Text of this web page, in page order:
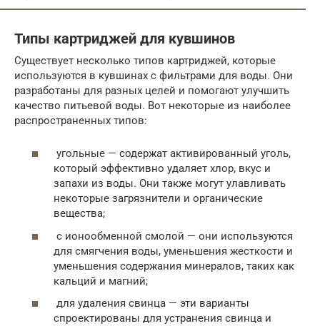
Типы картриджей для кувшинов
Существует несколько типов картриджей, которые
используются в кувшинах с фильтрами для воды. Они
разработаны для разных целей и помогают улучшить
качество питьевой воды. Вот некоторые из наиболее
распространенных типов:
угольные — содержат активированный уголь,
который эффективно удаляет хлор, вкус и
запахи из воды. Они также могут улавливать
некоторые загрязнители и органические
вещества;
с ионообменной смолой — они используются
для смягчения воды, уменьшения жесткости и
уменьшения содержания минералов, таких как
кальций и магний;
для удаления свинца — эти варианты
спроектированы для устранения свинца и